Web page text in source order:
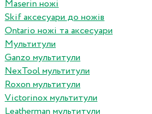
Maserin ножі
Skif аксесуари до ножів
Ontario ножі та аксесуари
Мультитули
Ganzo мультитули
NexTool мультитули
Roxon мультитули
Victorinox мультитули